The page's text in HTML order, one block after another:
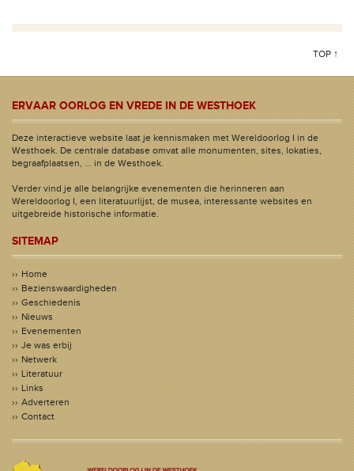
TOP ↑
ERVAAR OORLOG EN VREDE IN DE WESTHOEK
Deze interactieve website laat je kennismaken met Wereldoorlog I in de
Westhoek. De centrale database omvat alle monumenten, sites, lokaties,
begraafplaatsen, ... in de Westhoek.
Verder vind je alle belangrijke evenementen die herinneren aan
Wereldoorlog I, een literatuurlijst, de musea, interessante websites en
uitgebreide historische informatie.
SITEMAP
Home
Bezienswaardigheden
Geschiedenis
Nieuws
Evenementen
Je was erbij
Netwerk
Literatuur
Links
Adverteren
Contact